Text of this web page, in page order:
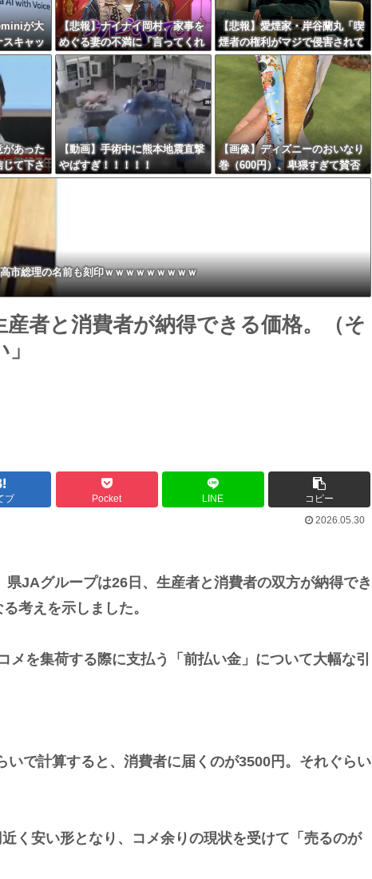
上最大級の火山の兆し＝韓国の反応
がバースデーゴール！！
Powered by livedoor 相互RSS
が大
スキャッ
・
【悲報】ナイナイ岡村、家事を
めぐる妻の不満に「言ってくれ
たら済む話やん」になるみ「バ
イトやったらクビやで」説教受
け黙り込む
【悲報】愛煙家・岸谷蘭丸「喫
煙者の権利がマジで侵害されて
る」と私見 「いくら税金を
我々が払ってるんだと」
があった
じて下さ
通らな
【動画】手術中に熊本地震直撃
やばすぎ！！！！！
【画像】ディズニーのおいなり
巻（600円）、卑猥すぎて賛否
両論ｗｗｗｗｗｗｗｗｗ
市総理の名前も刻印ｗｗｗｗｗｗｗｗｗ
者と消費者が納得できる価格。（そ
ブ Pocket LINE
コピー
2026.05.30
JAグループは26日、生産者と消費者の双方が納得でき
考えを示しました。
を集荷する際に支払う「前払い金」について大幅な引
いで計算すると、消費者に届くのが3500円。それぐらい
く安い形となり、コメ余りの現状を受けて「売るのが